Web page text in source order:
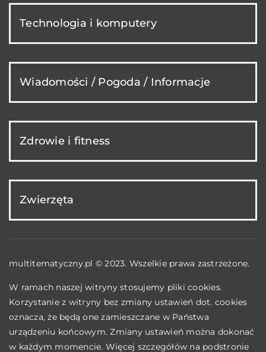
Technologia i komputery
Wiadomości / Pogoda / Informacje
Zdrowie i fitness
Zwierzęta
multitematyczny.pl © 2023. Wszelkie prawa zastrzeżone.
W ramach naszej witryny stosujemy pliki cookies.
Korzystanie z witryny bez zmiany ustawień dot. cookies
oznacza, że będą one zamieszczane w Państwa
urządzeniu końcowym. Zmiany ustawień można dokonać
w każdym momencie. Więcej szczegółów na podstronie